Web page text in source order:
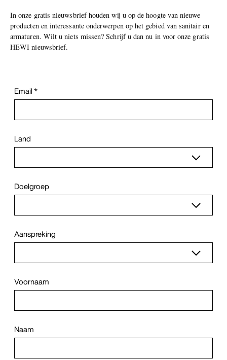
In onze gratis nieuwsbrief houden wij u op de hoogte van nieuwe
producten en interessante onderwerpen op het gebied van sanitair en
armaturen. Wilt u niets missen? Schrijf u dan nu in voor onze gratis
HEWI nieuwsbrief.